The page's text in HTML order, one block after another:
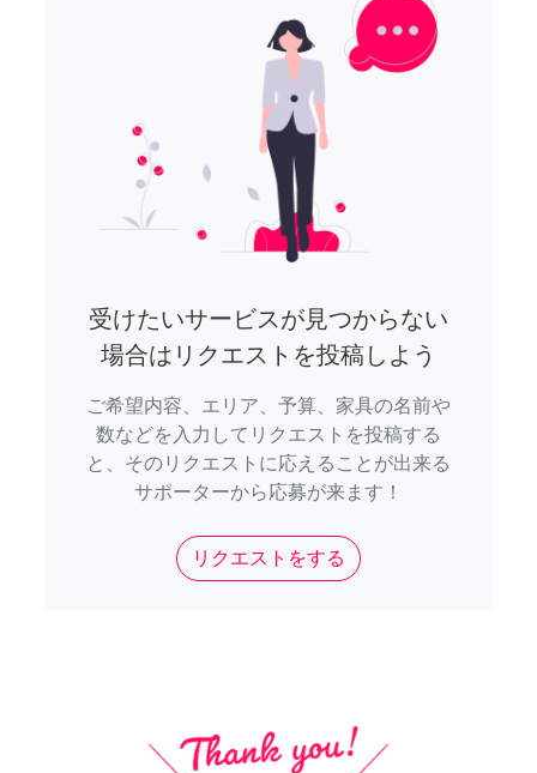
受けたいサービスが見つからない
場合はリクエストを投稿しよう
ご希望内容、エリア、予算、家具の名前や
数などを入力してリクエストを投稿する
と、そのリクエストに応えることが出来る
サポーターから応募が来ます！
リクエストをする